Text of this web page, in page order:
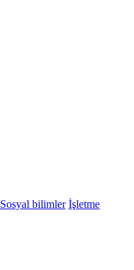
Sosyal bilimler İşletme